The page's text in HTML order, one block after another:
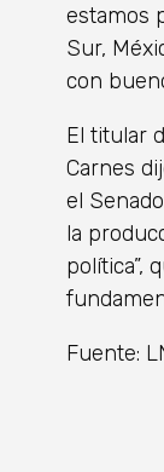
estamos
Sur,
con
El titular
Carnes
el
la
política”,
Fuente: